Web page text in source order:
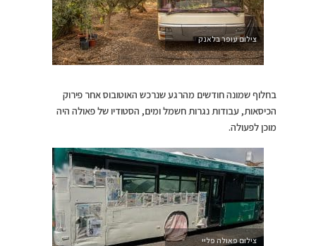
צילום עופר בלאנק
בחלוף שמונה חודשים מהרגע שנרכש האוטובוס אחר פירוק
הכיסאות, עבודות נגרות חשמל ומים, הסטודיו של פאולה היה
מוכן לפעולה.
צילום פאולה פליי